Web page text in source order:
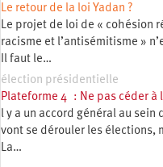
Le retour de la loi Yadan ?
Le projet de loi de « cohésion
racisme et l’antisémitisme »
Il faut le…
élection présidentielle
Plateforme 4 : Ne pas céder
l y a un accord général au
vont se dérouler les élections,
La…